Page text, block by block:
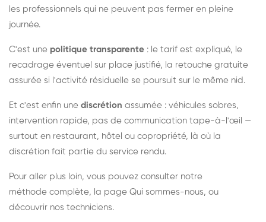
les professionnels qui ne peuvent pas fermer en pleine
journée.
C'est une politique transparente : le tarif est expliqué, le
recadrage éventuel sur place justifié, la retouche gratuite
assurée si l'activité résiduelle se poursuit sur le même nid.
Et c'est enfin une discrétion assumée : véhicules sobres,
intervention rapide, pas de communication tape-à-l'œil —
surtout en restaurant, hôtel ou copropriété, là où la
discrétion fait partie du service rendu.
Pour aller plus loin, vous pouvez consulter notre
méthode complète, la page Qui sommes-nous, ou
découvrir nos techniciens.